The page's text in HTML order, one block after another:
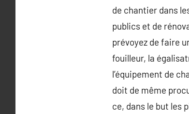
de chantier dans
publics et de
prévoyez de faire
fouilleur, la
l’équipement de
doit de même
ce, dans le but les